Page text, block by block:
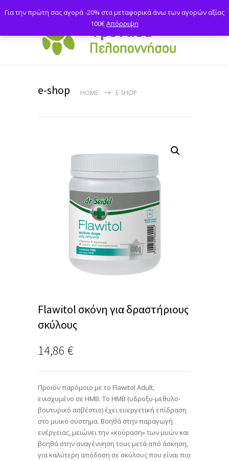
e-shop HOME E-SHOP
Flawitol σκόνη για δραστήριους
σκύλους
14,86 €
Προϊόν παρόμοιο με το Flawitol Adult,
ενισχυμένο σε HMB. To HMB (υδροξυ-μεθυλο-
βουτυρικό ασβέστιο) έχει ευεργετική επίδραση
στο μυικό σύστημα. Βοηθά στην παραγωγή
ενέργειας, μειώνει την «κούραση» των μυών και
βοηθά στην αναγέννηση τους μετά από άσκηση,
για καλύτερη απόδοση σε σκύλους που είναι πιο
Για την πρώτη σας αγορά -20% στα μεταφορικά άνω των αγορών αξίας
100€Απόρριψη